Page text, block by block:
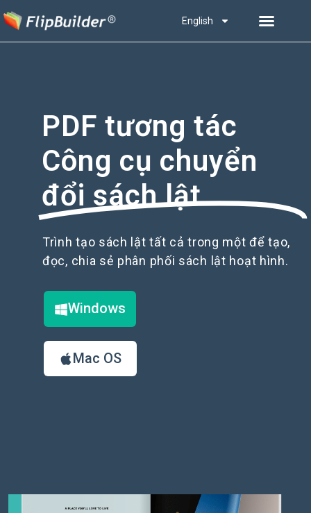
English
PDF tương tác
Công cụ chuyển
đổi sách lật
Trình tạo sách lật tất cả trong một để tạo,
đọc, chia sẻ phân phối sách lật hoạt hình.
Windows
Mac OS